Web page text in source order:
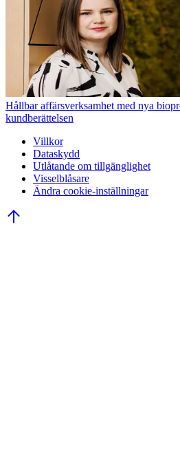
Hållbar affärsverksamhet med nya
kundberättelsen
Villkor
Dataskydd
Utlåtande om tillgänglighet
Visselblåsare
Ändra cookie-inställningar